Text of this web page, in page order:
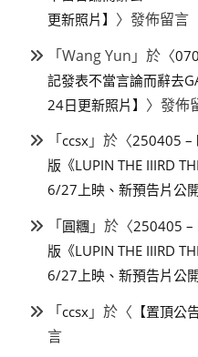
更新照片】 〉發佈留言
「Wang Yun 」於〈
記發表不當言論而辭去
24日更新照片】 〉發佈
「ccsx 」於〈250405 –
版《LUPIN THE IIIRD
6/27上映、新預告片公
「圓糰 」於〈250405 –
版《LUPIN THE IIIRD
6/27上映、新預告片公
「ccsx 」於〈 【置頂
言